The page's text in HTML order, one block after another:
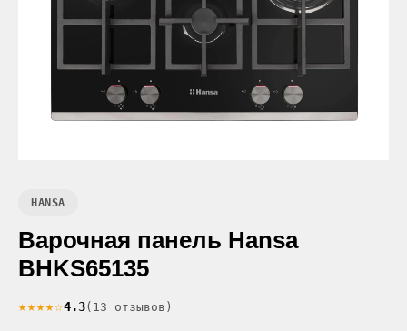
HANSA
Варочная панель Hansa
BHKS65135
★★★★☆4.3(13 отзывов)